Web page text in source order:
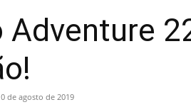
Adventure
de agosto de 2019